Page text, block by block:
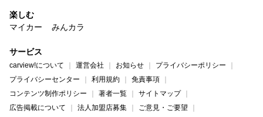
楽しむ
マイカー
みんカラ
サービス
carview!について 運営会社 お知らせ
プライバシーポリシー
プライバシーセンター
利用規約
免責事項
コンテンツ制作ポリシー
著者一覧
サイトマップ
広告掲載について
法人加盟店募集
ご意見・ご要望